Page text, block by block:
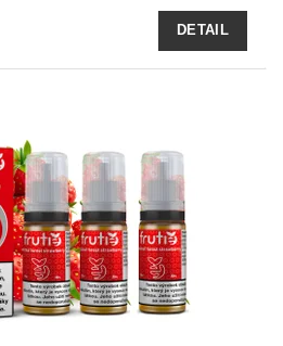
DETAIL